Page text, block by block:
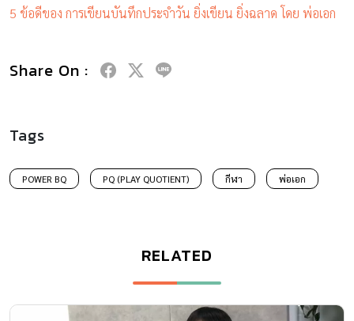
5 ข้อดีของ การเขียนบันทึกประจำวัน ยิ่งเขียน ยิ่งฉลาด โดย พ่อเอก
Share On :
Tags
POWER BQ PQ (PLAY QUOTIENT) กีฬา พ่อเอก
RELATED